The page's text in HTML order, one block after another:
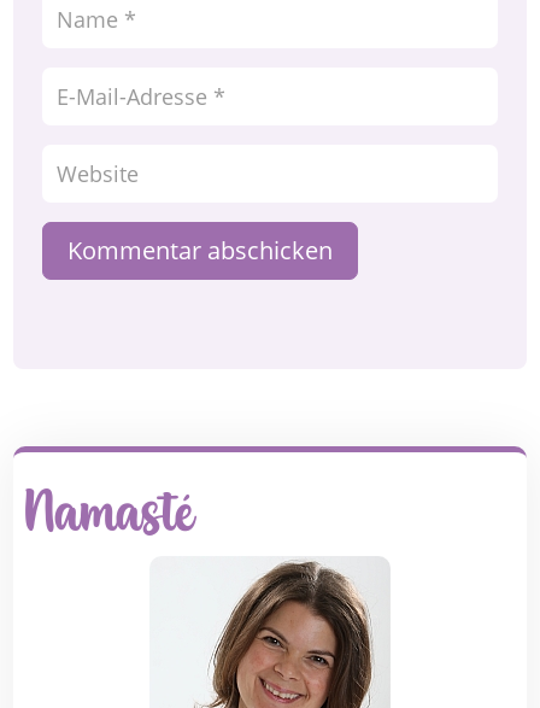
Kommentar abschicken
Namasté